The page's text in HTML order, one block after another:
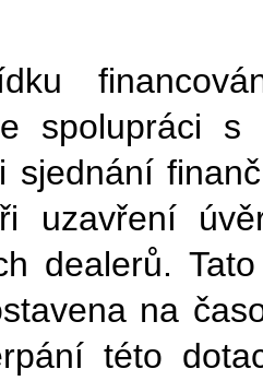
spolupráci
sjednání
uzavření
dealerů.
na
této